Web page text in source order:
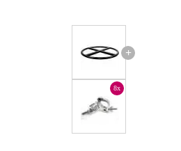
+
8x